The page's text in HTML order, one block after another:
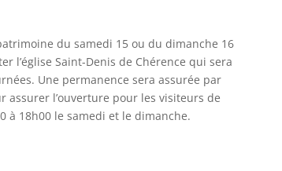
du samedi 15 ou du dimanche 16
l’église Saint-Denis de Chérence qui sera
Une permanence sera assurée par
assurer l’ouverture pour les visiteurs de
à 18h00 le samedi et le dimanche.